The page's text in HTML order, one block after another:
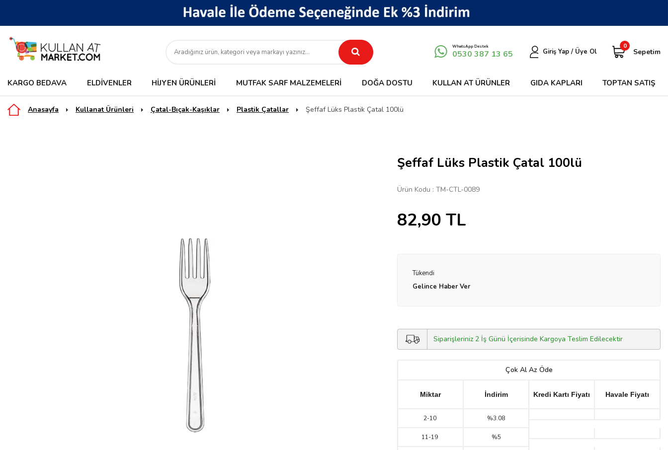
WhatsApp Destek
0530 387 13 65 Giriş Yap / Üye Ol
0
Sepetim
KARGO BEDAVA ELDIVENLER HIJYEN ÜRÜNLERI MUTFAK SARF MALZEMELERI DOĞA DOSTU KULLAN AT ÜRÜNLER GIDA KAPLARI TOPTAN SATIŞ
Anasayfa Kullanat Ürünleri Çatal-Bıçak-Kaşıklar Plastik Çatallar Şeffaf Lüks Plastik Çatal 100lü
Şeffaf Lüks Plastik Çatal 100lü
Ürün Kodu : TM-CTL-0089
82,90 TL
Tükendi
Gelince Haber Ver
Siparişleriniz 2 İş Günü İçerisinde Kargoya Teslim Edilecektir
Çok Al Az Öde
Miktar İndirim Kredi Kartı Fiyatı Havale Fiyatı
2-10 %3.08
11-19 %5